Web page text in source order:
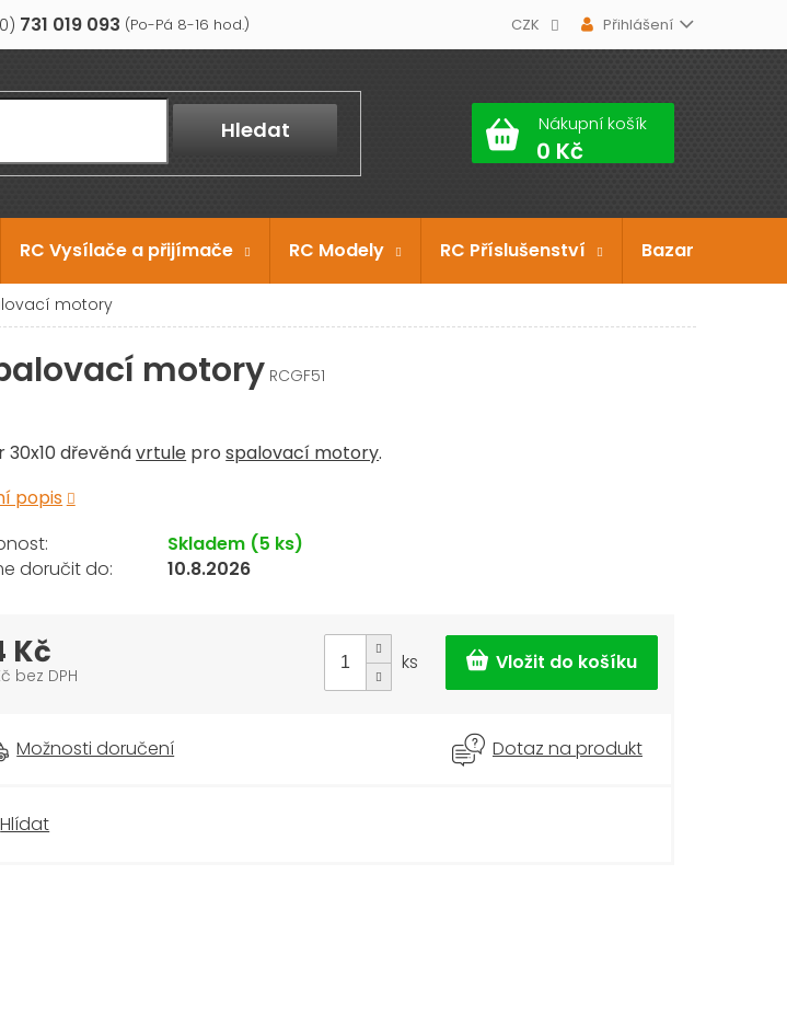
731 019 093 CZK Přihlášení
Hledat Nákupní košík
RC Vysílače a přijímače RC Modely RC Příslušenství Bazar
motory
motory RCGF51
30x10 dřevěnávrtule prospalovací motory.
popis
Hlídat
Skladem (5 ks)
10.8.2026
Kč
bez DPH
ks
Možnosti doručení Dotaz na produkt